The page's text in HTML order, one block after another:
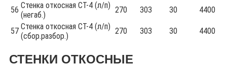
56 Стенка откосная СТ-4 (л/п)
(негаб.)
270 303 30 4400
57 Стенка откосная СТ-4 (л/п)
(сбор.разбор.)
270 303 30 4400
СТЕНКИ ОТКОСНЫЕ